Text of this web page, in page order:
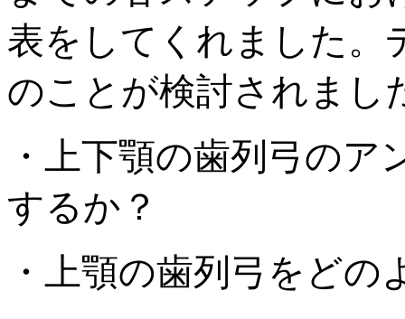
表をしてくれました。
のことが検討されまし
・上下顎の歯列弓の
するか？
・上顎の歯列弓をど